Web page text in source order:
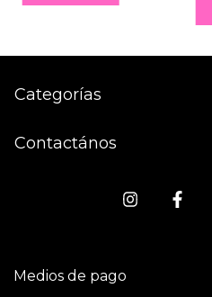
Categorías
Contactános
Medios de pago